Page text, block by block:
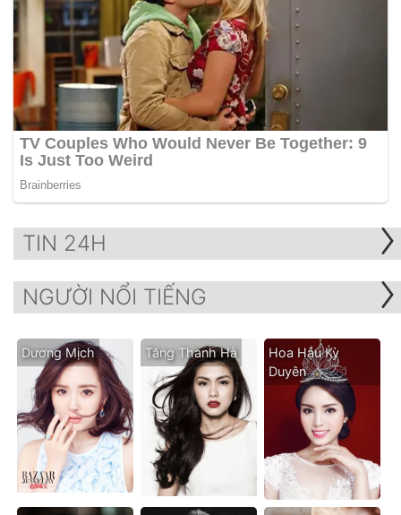
TIN 24H
NGƯỜI NỔI TIẾNG
Dương Mịch Tăng Thanh Hà
Hoa Hậu Kỳ
Duyên